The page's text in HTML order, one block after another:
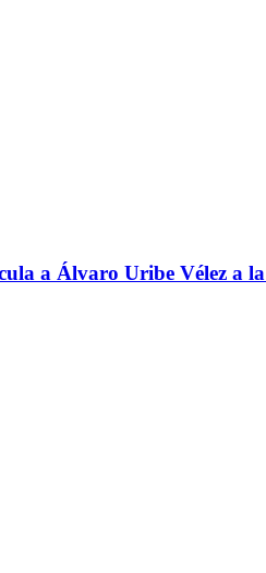
a Álvaro Uribe Vélez a